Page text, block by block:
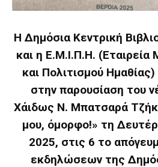
Η Δημόσια Κεντρική
και η Ε.Μ.Ι.Π.Η. (Εταιρεία
και Πολιτισμού
στην παρουσίαση του
Χάιδως Ν. Μπατσαρά
μου, όμορφο!» τη
2025, στις 6 το
εκδηλώσεων της